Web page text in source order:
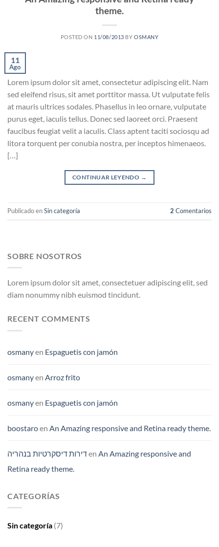
theme.
POSTED ON 11/08/2013 BYOSMANY
11
Ago
Lorem ipsum dolor sit amet, consectetur adipiscing elit. Nam
sed eleifend risus, sit amet porttitor massa. Ut vulputate felis
at mauris ultrices sodales. Phasellus in leo ornare, vulputate
purus eget, iaculis tellus. Donec sed laoreet orci. Praesent
faucibus feugiat velit a iaculis. Class aptent taciti sociosqu ad
litora torquent per conubia nostra, per inceptos himenaeos.
[…]
CONTINUAR LEYENDO →
Publicado enSin categoría 2 Comentarios
SOBRE NOSOTROS
Lorem ipsum dolor sit amet, consectetuer adipiscing elit, sed
diam nonummy nibh euismod tincidunt.
RECENT COMMENTS
osmanyen Espaguetis con jamón
osmanyen Arroz frito
osmanyen Espaguetis con jamón
boostaroen An Amazing responsive and Retina ready theme.
דירות דיסקרטיות בנהריהen An Amazing responsive and
Retina ready theme.
CATEGORÍAS
Sin categoría (7)